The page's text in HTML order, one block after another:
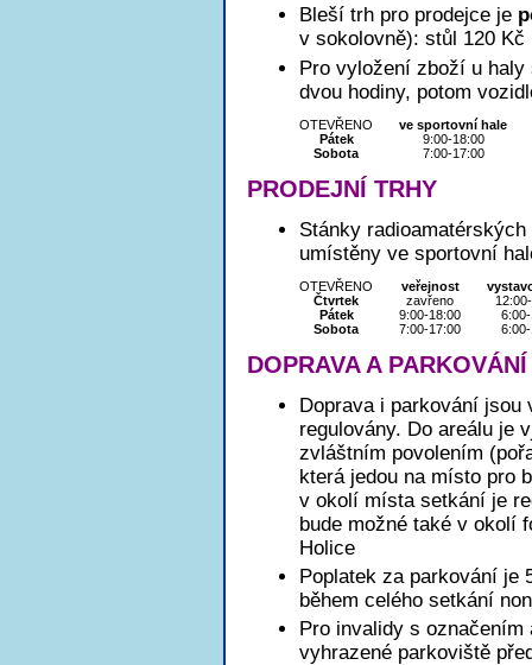
Bleší trh pro prodejce je
v sokolovně): stůl 120 Kč
Pro vyložení zboží u haly
dvou hodiny, potom
OTEVŘENO
ve sportovní hale
Pátek
9:00-18:00
Sobota
7:00-17:00
PRODEJNÍ TRHY
Stánky
umístěny ve sportovní
OTEVŘENO veřejnost
Čtvrtek
zavřeno
Pátek
9:00-18:00
Sobota
7:00-17:00
DOPRAVA A PARKOVÁNÍ
Doprava i parkování jsou
regulovány. Do areálu je
zvláštním povolením
která jedou na místo pro
v okolí místa setkání je
bude možné také v okolí
Holice
Poplatek za parkování je
během celého setkání
Pro invalidy s označením
vyhrazené parkoviště